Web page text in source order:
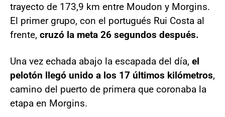
trayecto de 173,9 km entre Moudon y Morgins.
El primer grupo, con el portugués Rui Costa al
frente, cruzó la meta 26 segundos después.
Una vez echada abajo la escapada del día, el
pelotón llegó unido a los 17 últimos kilómetros,
camino del puerto de primera que coronaba la
etapa en Morgins.